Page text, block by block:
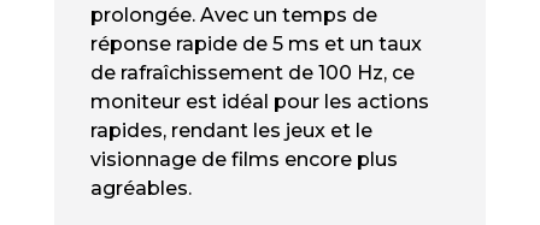
prolongée. Avec un temps de
réponse rapide de 5 ms et un taux
de rafraîchissement de 100 Hz, ce
moniteur est idéal pour les actions
rapides, rendant les jeux et le
visionnage de films encore plus
agréables.